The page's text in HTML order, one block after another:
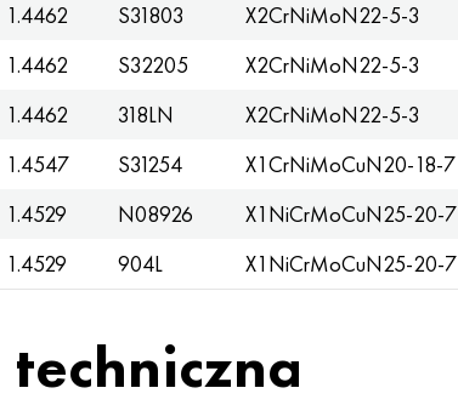
1.4462 S31803 X2CrNiMoN22-5-3
1.4462 S32205 X2CrNiMoN22-5-3
1.4462 318LN X2CrNiMoN22-5-3
1.4547
S31254 X1CrNiMoCuN20-18-7
1.4529 N08926 X1NiCrMoCuN25-20-7
1.4529 904L X1NiCrMoCuN25-20-7